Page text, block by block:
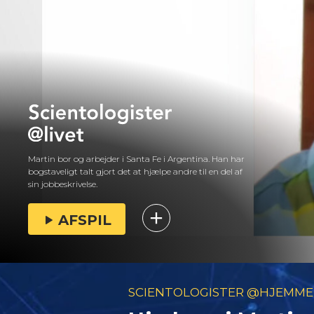
Martin bor og arbejder i Santa Fe i Argentina. Han har
bogstaveligt talt gjort det at hjælpe andre til en del af
sin jobbeskrivelse.
AFSPIL
SCIENTOLOGISTER @HJEMME